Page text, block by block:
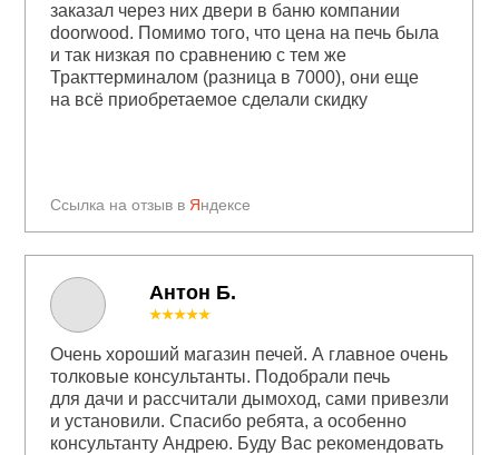
Антон Б.
Ссылка на отзыв в Яндексе
заказал через них двери в баню компании
doorwood. Помимо того, что цена на печь была
и так низкая по сравнению с тем же
Тракттерминалом (разница в 7000), они еще
на всё приобретаемое сделали скидку
★★★★★
Очень хороший магазин печей. А главное очень
толковые консультанты. Подобрали печь
для дачи и рассчитали дымоход, сами привезли
и установили. Спасибо ребята, а особенно
консультанту Андрею. Буду Вас рекомендовать